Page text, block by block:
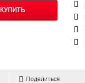
КУПИТЬ
Поделиться